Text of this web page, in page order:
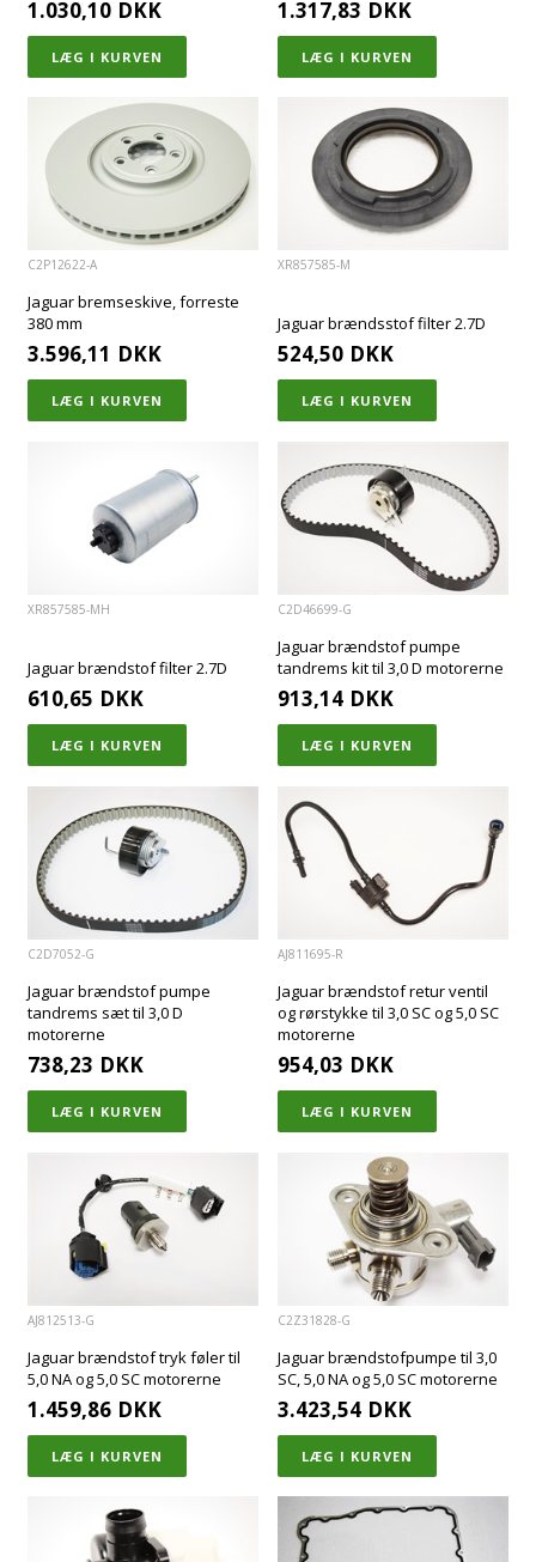
1.030,10 DKK 1.317,83 DKK
C2P12622-A
Jaguar bremseskive, forreste
380 mm
3.596,11 DKK
XR857585-M
Jaguar brændsstof filter 2.7D
524,50 DKK
XR857585-MH
Jaguar brændstof filter 2.7D
610,65 DKK
C2D46699-G
Jaguar brændstof pumpe
tandrems kit til 3,0 D motorerne
913,14 DKK
C2D7052-G
Jaguar brændstof pumpe
tandrems sæt til 3,0 D
motorerne
738,23 DKK
AJ811695-R
Jaguar brændstof retur ventil
og rørstykke til 3,0 SC og 5,0 SC
motorerne
954,03 DKK
AJ812513-G
Jaguar brændstof tryk føler til
5,0 NA og 5,0 SC motorerne
1.459,86 DKK
C2Z31828-G
Jaguar brændstofpumpe til 3,0
SC, 5,0 NA og 5,0 SC motorerne
3.423,54 DKK